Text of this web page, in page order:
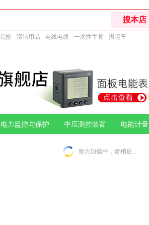
抢 清洁用品 电线电缆 一次性手套 搬运车
电力监控与保护 中压测控装置 电能计量
努力加载中，请稍后...